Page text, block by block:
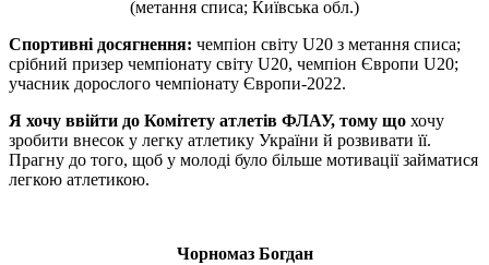
(метання списа; Київська обл.)
Спортивні досягнення: чемпіон світу U20 з метання списа;
срібний призер чемпіонату світу U20, чемпіон Європи U20;
учасник дорослого чемпіонату Європи-2022.
Я хочу ввійти до Комітету атлетів ФЛАУ, тому що хочу
зробити внесок у легку атлетику України й розвивати її.
Прагну до того, щоб у молоді було більше мотивації займатися
легкою атлетикою.
Чорномаз Богдан